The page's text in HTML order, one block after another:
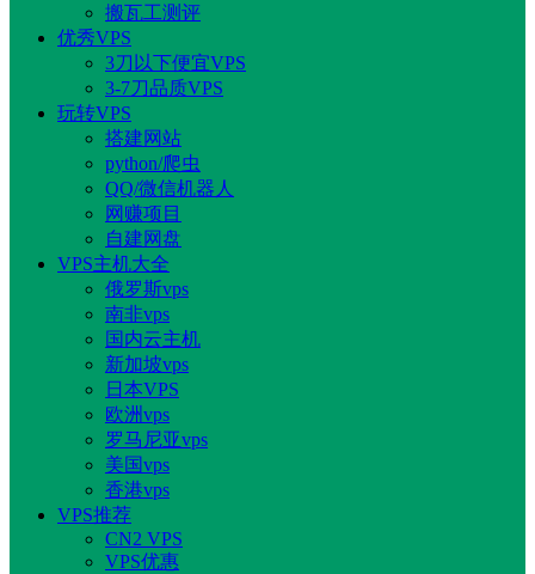
搬瓦工测评
优秀VPS
3刀以下便宜VPS
3-7刀品质VPS
玩转VPS
搭建网站
python/爬虫
QQ/微信机器人
网赚项目
自建网盘
VPS主机大全
俄罗斯vps
南非vps
国内云主机
新加坡vps
日本VPS
欧洲vps
罗马尼亚vps
美国vps
香港vps
VPS推荐
CN2 VPS
VPS优惠